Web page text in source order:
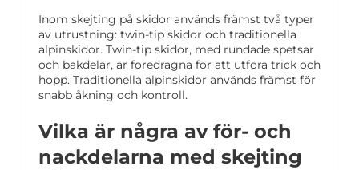
Inom skejting på skidor används främst två typer
av utrustning: twin-tip skidor och traditionella
alpinskidor. Twin-tip skidor, med rundade spetsar
och bakdelar, är föredragna för att utföra trick och
hopp. Traditionella alpinskidor används främst för
snabb åkning och kontroll.
Vilka är några av för- och
nackdelarna med skejting